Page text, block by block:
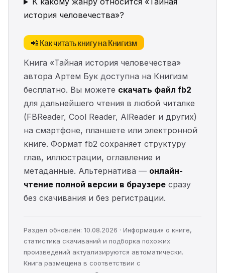
история человечества»?
📲 Как читать книгу на Книгизм
Книга «Тайная история человечества»
автора Артем Бук доступна на Книгизм
бесплатно. Вы можете скачать файл fb2
для дальнейшего чтения в любой читалке
(FBReader, Cool Reader, AlReader и других)
на смартфоне, планшете или электронной
книге. Формат fb2 сохраняет структуру
глав, иллюстрации, оглавление и
метаданные. Альтернатива — онлайн-
чтение полной версии в браузере сразу
без скачивания и без регистрации.
Раздел обновлён: 10.08.2026 · Информация о книге,
статистика скачиваний и подборка похожих
произведений актуализируются автоматически.
Книга размещена в соответствии с